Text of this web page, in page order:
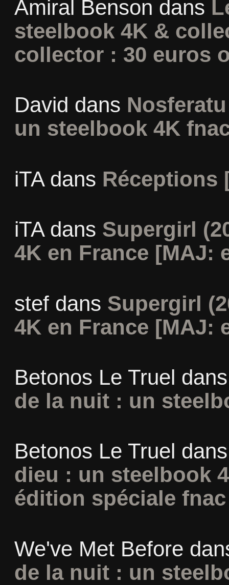
Amiral Benson dans
steelbook 4K &
collector : 30 euros
David dans
un steelbook 4K
iTAdans Réceptions
iTAdans Supergirl
4K en France [MAJ:
stefdans Supergirl
4K en France [MAJ:
Betonos Le Truel
de la nuit : un
Betonos Le Truel
dieu : un steelbook
édition spéciale
We've Met Before
de la nuit : un